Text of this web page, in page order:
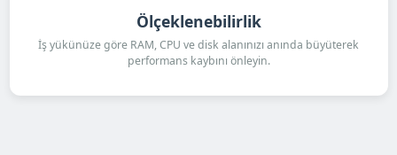
Ölçeklenebilirlik
İş yükünüze göre RAM, CPU ve disk alanınızı anında büyüterek
performans kaybını önleyin.